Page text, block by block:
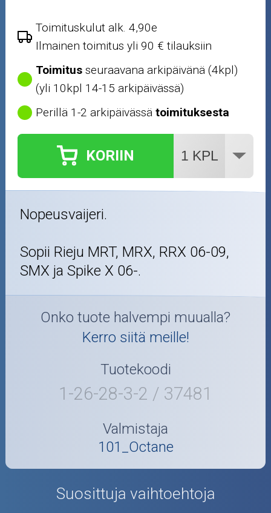
Toimituskulut alk. 4,90e
Ilmainen toimitus yli 90 € tilauksiin
Toimitus seuraavana arkipäivänä (4kpl)
(yli 10kpl 14-15 arkipäivässä)
Perillä 1-2 arkipäivässätoimituksesta
KORIIN
Nopeusvaijeri.
Sopii Rieju MRT, MRX, RRX 06-09,
SMX ja Spike X 06-.
Onko tuote halvempi muualla?
Kerro siitä meille!
Tuotekoodi
1-26-28-3-2 / 37481
Valmistaja
101_Octane
Suosittuja vaihtoehtoja